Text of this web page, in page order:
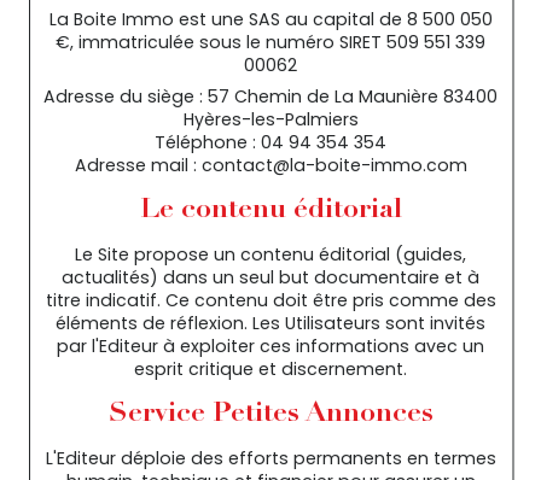
La Boite Immo est une SAS au capital de 8 500 050
€, immatriculée sous le numéro SIRET 509 551 339
00062
Adresse du siège : 57 Chemin de La Maunière 83400
Hyères-les-Palmiers
Téléphone : 04 94 354 354
Adresse mail : contact@la-boite-immo.com
Le contenu éditorial
Le Site propose un contenu éditorial (guides,
actualités) dans un seul but documentaire et à
titre indicatif. Ce contenu doit être pris comme des
éléments de réflexion. Les Utilisateurs sont invités
par l'Editeur à exploiter ces informations avec un
esprit critique et discernement.
Service Petites Annonces
L'Editeur déploie des efforts permanents en termes